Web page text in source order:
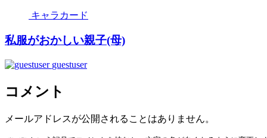
キャラカード
私服がおかしい親子(母)
guestuser
コメント
メールアドレスが公開されることはありません。